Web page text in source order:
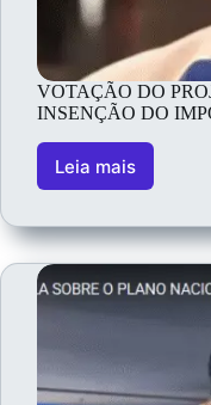
VOTAÇÃO DO
INSENÇÃO DO
Leia mais